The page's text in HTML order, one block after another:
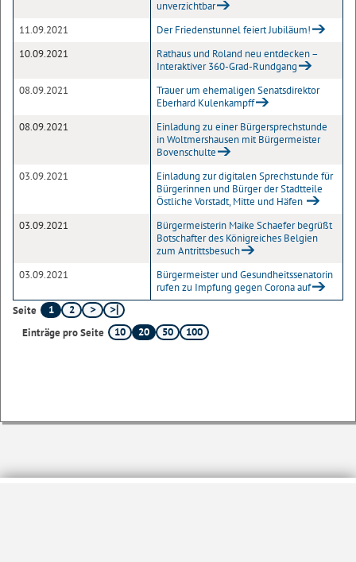
unverzichtbar
11.09.2021
Der Friedenstunnel feiert Jubiläum!
10.09.2021
Rathaus und Roland neu entdecken –
Interaktiver 360-Grad-Rundgang
08.09.2021
Trauer um ehemaligen Senatsdirektor
Eberhard Kulenkampff
08.09.2021
Einladung zu einer Bürgersprechstunde
in Woltmershausen mit Bürgermeister
Bovenschulte
03.09.2021
Einladung zur digitalen Sprechstunde für
Bürgerinnen und Bürger der Stadtteile
Östliche Vorstadt, Mitte und Häfen
03.09.2021
Bürgermeisterin Maike Schaefer begrüßt
Botschafter des Königreiches Belgien
zum Antrittsbesuch
03.09.2021
Bürgermeister und Gesundheitssenatorin
rufen zu Impfung gegen Corona auf
Seite
1
2
Einträge pro Seite
10 20 50 100